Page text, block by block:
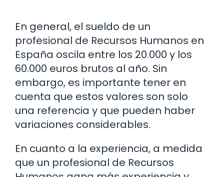
En general, el sueldo de un
profesional de Recursos Humanos en
España oscila entre los 20.000 y los
60.000 euros brutos al año. Sin
embargo, es importante tener en
cuenta que estos valores son solo
una referencia y que pueden haber
variaciones considerables.
En cuanto a la experiencia, a medida
que un profesional de Recursos